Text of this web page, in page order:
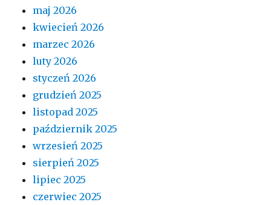
maj 2026
kwiecień 2026
marzec 2026
luty 2026
styczeń 2026
grudzień 2025
listopad 2025
październik 2025
wrzesień 2025
sierpień 2025
lipiec 2025
czerwiec 2025